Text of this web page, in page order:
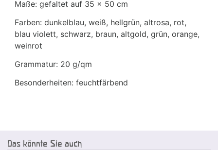
Maße: gefaltet auf 35 x 50 cm
Farben: dunkelblau, weiß, hellgrün, altrosa, rot,
blau violett, schwarz, braun, altgold, grün, orange,
weinrot
Grammatur: 20 g/qm
Besonderheiten: feuchtfärbend
Das könnte Sie auch